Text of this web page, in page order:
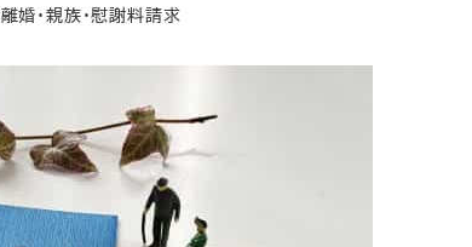
ゴリー
離婚・親族・慰謝料請求